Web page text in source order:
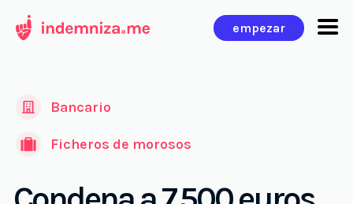
empezar
Bancario
Ficheros de morosos